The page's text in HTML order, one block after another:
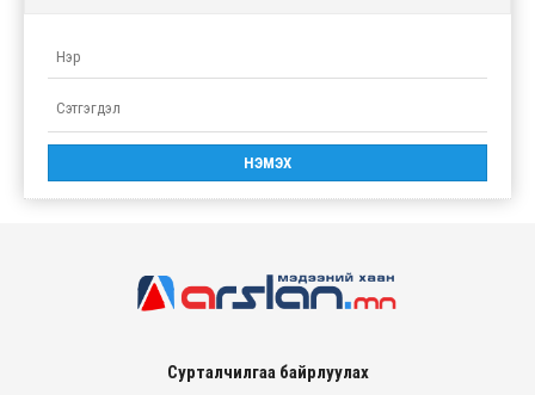
Сурталчилгаа байрлуулах